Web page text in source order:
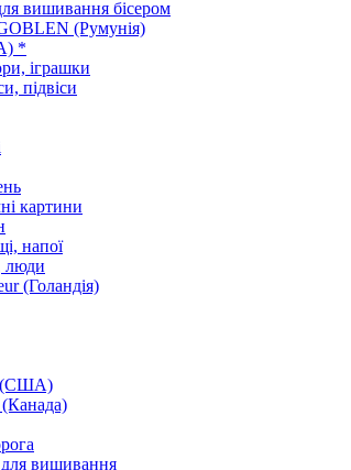
вишивання бісером
(Румунія)
*
іграшки
підвіси
картини
напої
люди
(Голандія)
(США)
вишивання